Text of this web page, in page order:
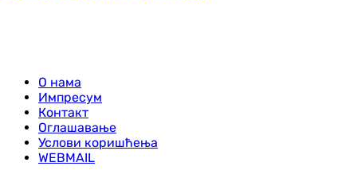
О нама
Импресум
Контакт
Оглашавање
Услови коришћења
WEBMAIL